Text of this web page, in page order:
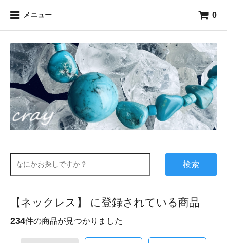
メニュー 0
検索
【ネックレス】 に登録されている商品
234件の商品が見つかりました